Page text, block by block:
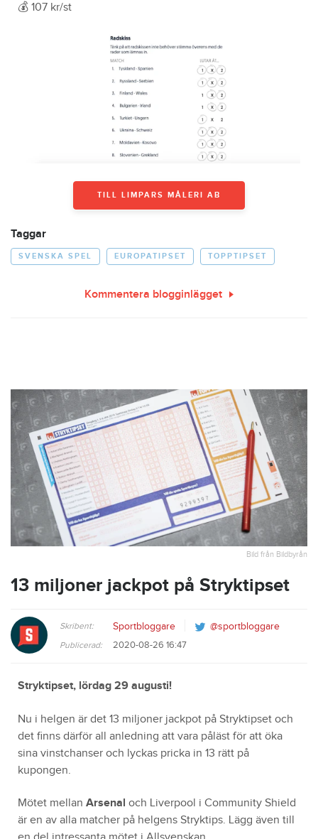
💰 107 kr/st
TILL LIMPARS MÅLERI AB
Taggar
SVENSKA SPEL EUROPATIPSET TOPPTIPSET
Kommentera blogginlägget
Bild från Bildbyrån
13 miljoner jackpot på Stryktipset
Skribent: Sportbloggare @sportbloggare
Publicerad: 2020-08-26 16:47
Stryktipset, lördag 29 augusti!
Nu i helgen är det 13 miljoner jackpot på Stryktipset och
det finns därför all anledning att vara påläst för att öka
sina vinstchanser och lyckas pricka in 13 rätt på
kupongen.
Mötet mellan Arsenal och Liverpool i Community Shield
är en av alla matcher på helgens Stryktips. Lägg även till